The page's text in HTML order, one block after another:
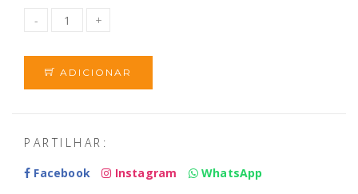
ADICIONAR
PARTILHAR:
Facebook
Instagram WhatsApp